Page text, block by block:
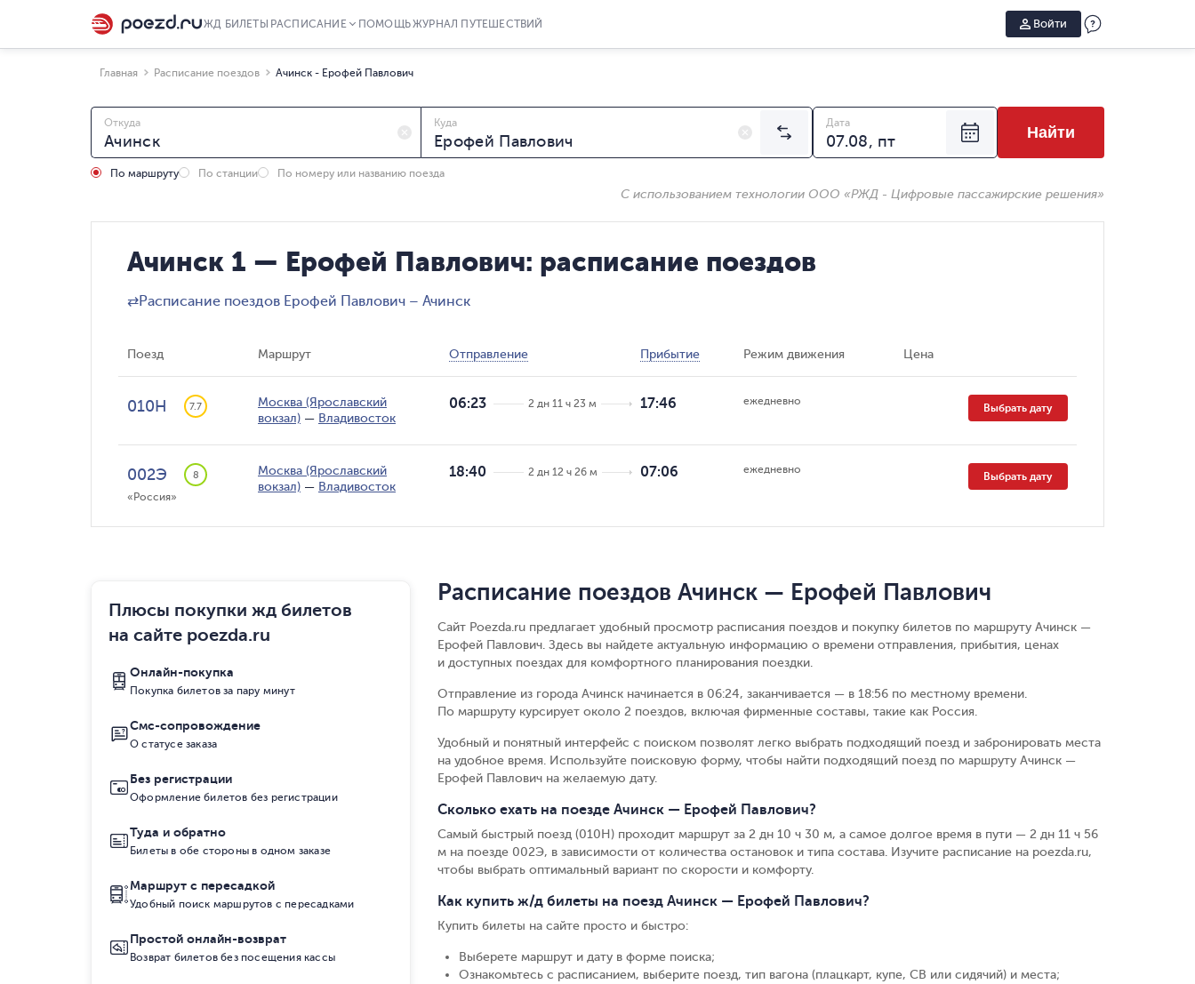
ЖД БИЛЕТЫ РАСПИСАНИЕ ПОМОЩЬЖУРНАЛ ПУТЕШЕСТВИЙ Войти
Главная Расписание поездов Ачинск - Ерофей Павлович
Откуда Куда
По маршруту По станции По номеру или названию поезда
Дата
Найти
С использованием технологии ООО «РЖД - Цифровые пассажирские решения»
Ачинск 1 — Ерофей Павлович: расписание поездов
⇄Расписание поездов Ерофей Павлович – Ачинск
Поезд Маршрут Отправление Прибытие Режим движения Цена
010Н 7.7
Москва (Ярославский
вокзал) — Владивосток
06:23 2 дн 11 ч 23 м 17:46 ежедневно
Выбрать дату
002Э 8
«Россия»
Москва (Ярославский
вокзал) — Владивосток
18:40 2 дн 12 ч 26 м 07:06 ежедневно
Выбрать дату
Расписание поездов Ачинск — Ерофей Павлович
Сайт Poezda.ru предлагает удобный просмотр расписания поездов и покупку билетов по маршруту Ачинск —
Ерофей Павлович. Здесь вы найдете актуальную информацию о времени отправления, прибытия, ценах
и доступных поездах для комфортного планирования поездки.
Отправление из города Ачинск начинается в 06:24, заканчивается — в 18:56 по местному времени.
По маршруту курсирует около 2 поездов, включая фирменные составы, такие как Россия.
Удобный и понятный интерфейс с поиском позволят легко выбрать подходящий поезд и забронировать места
на удобное время. Используйте поисковую форму, чтобы найти подходящий поезд по маршруту Ачинск —
Ерофей Павлович на желаемую дату.
Сколько ехать на поезде Ачинск — Ерофей Павлович?
Самый быстрый поезд (010Н) проходит маршрут за 2 дн 10 ч 30 м, а самое долгое время в пути — 2 дн 11 ч 56
м на поезде 002Э, в зависимости от количества остановок и типа состава. Изучите расписание на poezda.ru,
чтобы выбрать оптимальный вариант по скорости и комфорту.
Как купить ж/д билеты на поезд Ачинск — Ерофей Павлович?
Купить билеты на сайте просто и быстро:
Выберете маршрут и дату в форме поиска;
Ознакомьтесь с расписанием, выберите поезд, тип вагона (плацкарт, купе, СВ или сидячий) и места;
Плюсы покупки жд билетов
на сайте poezda.ru
Онлайн-покупка
Покупка билетов за пару минут
Смс-сопровождение
О статусе заказа
Без регистрации
Оформление билетов без регистрации
Туда и обратно
Билеты в обе стороны в одном заказе
Маршрут с пересадкой
Удобный поиск маршрутов с пересадками
Простой онлайн-возврат
Возврат билетов без посещения кассы